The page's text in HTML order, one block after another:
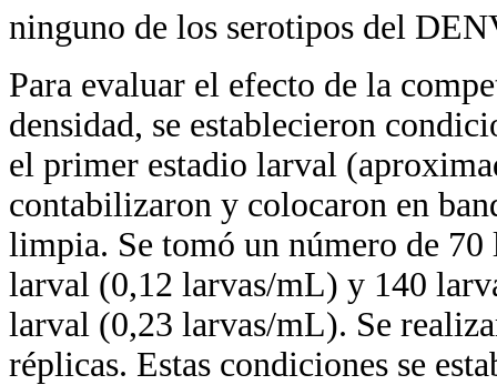
ninguno de los serotipos del
Para evaluar el efecto de la
densidad, se establecieron
el primer estadio larval
contabilizaron y colocaron en
limpia. Se tomó un número de 70
larval (0,12 larvas/mL) y 140
larval (0,23 larvas/mL). Se
réplicas. Estas condiciones se